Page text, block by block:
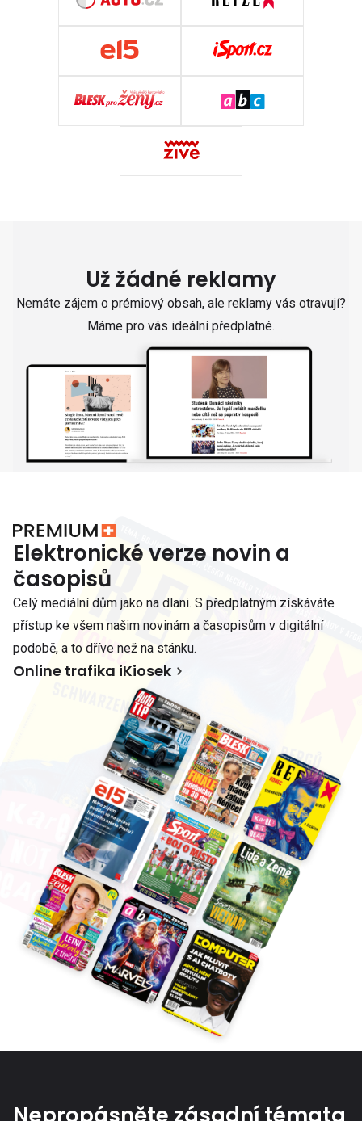
Už žádné reklamy
Nemáte zájem o prémiový obsah, ale reklamy vás otravují?
Máme pro vás ideální předplatné.
Elektronické verze novin a
časopisů
Celý mediální dům jako na dlani. S předplatným získáváte
přístup ke všem našim novinám a časopisům v digitální
podobě, a to dříve než na stánku.
Online trafika iKiosek